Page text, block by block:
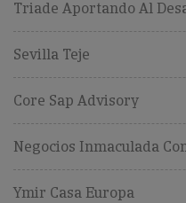
Triade Aportando Al
Sevilla Teje
Core Sap Advisory
Negocios Inmaculada
Ymir Casa Europa